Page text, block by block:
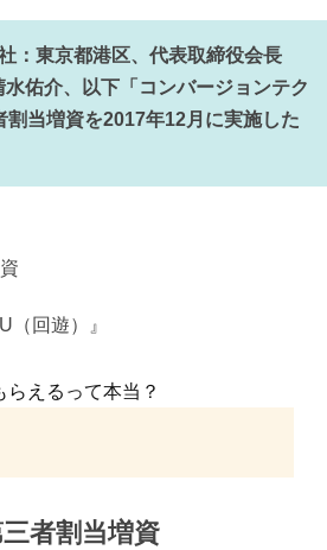
：東京都港区、代表取締役会長
佑介、以下「コンバージョンテク
割当増資を2017年12月に実施した
回遊）』
えるって本当？
者割当増資